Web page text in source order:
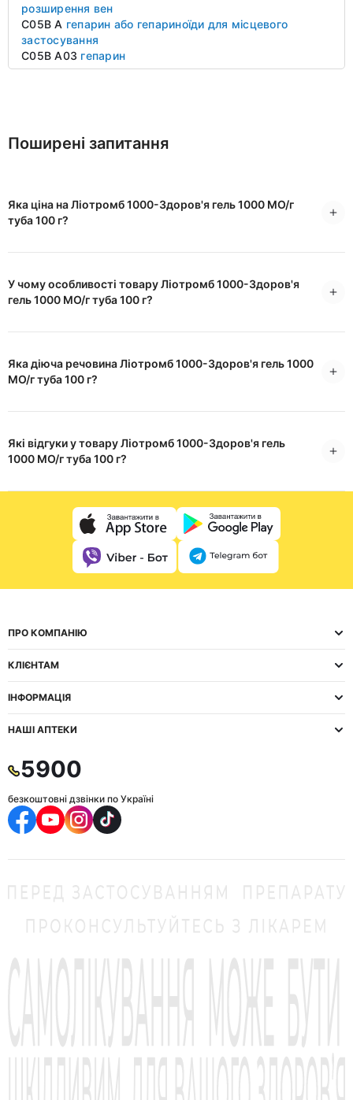
розширення вен
C05B A гепарин або гепариноїди для місцевого
застосування
C05B A03 гепарин
Поширені запитання
Яка ціна на Ліотромб 1000-Здоров'я гель 1000 МО/г
туба 100 г?
У чому особливості товару Ліотромб 1000-Здоров'я
гель 1000 МО/г туба 100 г?
Яка діюча речовина Ліотромб 1000-Здоров'я гель 1000
МО/г туба 100 г?
Які відгуки у товару Ліотромб 1000-Здоров'я гель
1000 МО/г туба 100 г?
ПРО КОМПАНІЮ
КЛІЄНТАМ
ІНФОРМАЦІЯ
НАШІ АПТЕКИ
5900
безкоштовні дзвінки по Україні